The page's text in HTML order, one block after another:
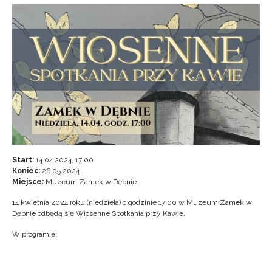
Start: 14.04.2024, 17:00
Koniec: 26.05.2024
Miejsce: Muzeum Zamek w Dębnie
14 kwietnia 2024 roku (niedziela) o godzinie 17:00 w Muzeum Zamek w
Dębnie odbędą się Wiosenne Spotkania przy Kawie.
W programie: